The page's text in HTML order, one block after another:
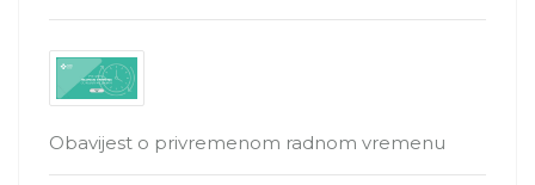
Obavijest o privremenom radnom vremenu